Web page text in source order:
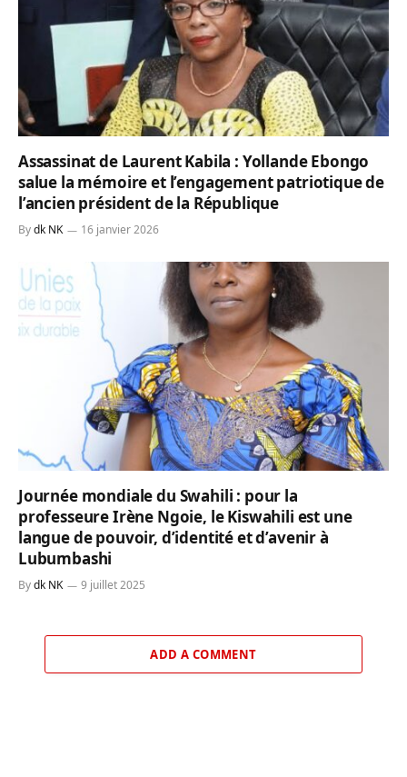
Assassinat de Laurent Kabila : Yollande Ebongo
salue la mémoire et l’engagement patriotique de
l’ancien président de la République
Bydk NK 16 janvier 2026
Journée mondiale du Swahili : pour la
professeure Irène Ngoie, le Kiswahili est une
langue de pouvoir, d’identité et d’avenir à
Lubumbashi
Bydk NK 9 juillet 2025
ADD A COMMENT